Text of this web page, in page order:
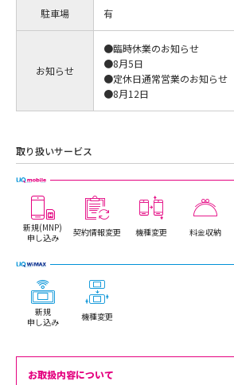
駐車場 有
お知らせ
●臨時休業のお知らせ
●8月5日
●定休日通常営業のお知らせ
●8月12日
取り扱いサービス
新規(MNP)
申し込み
契約情報変更 機種変更 料金収納
新規
申し込み
機種変更
お取扱内容について